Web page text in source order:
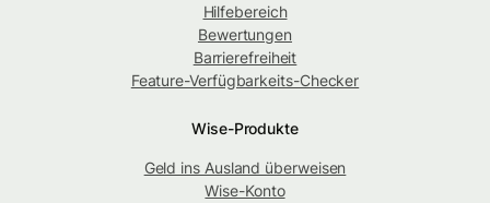
Hilfebereich
Bewertungen
Barrierefreiheit
Feature-Verfügbarkeits-Checker
Wise-Produkte
Geld ins Ausland überweisen
Wise-Konto